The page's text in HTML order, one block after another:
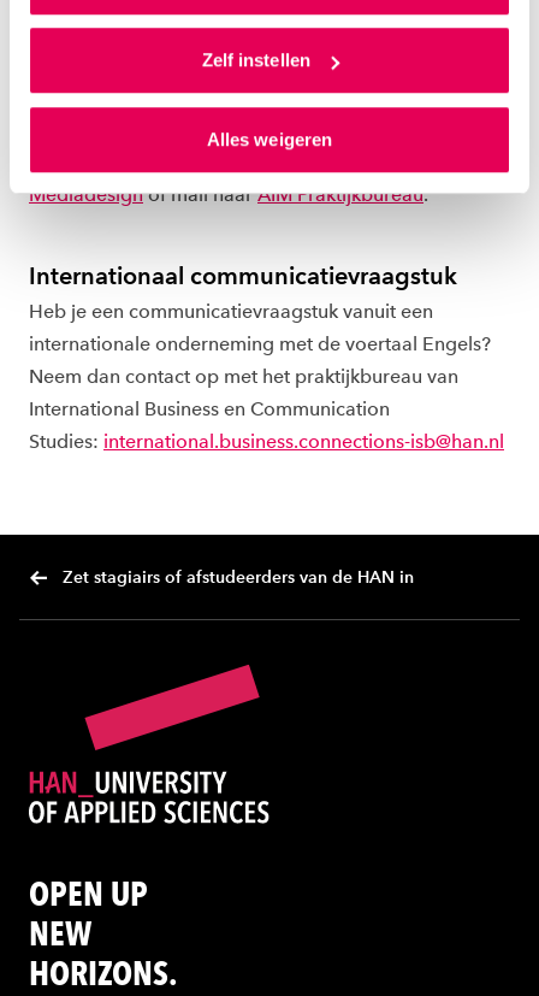
Als je op ‘Alles accepteren’ klikt dan geef je ons
toestemming om cookies voor social media en
gepersonaliseerde advertenties te plaatsen. Lees
cookiestatement. Via ‘Zelf instellen’ kun je ook zelf
instellen welke cookies we plaatsen. Je kunt je
toestemming altijd wijzigen of intrekken via
Zelf instellen
Alles weigeren
EPraktijkbureau.ABOC@han.nl
Digitale communicatie en webdesign
Wil je informatie over digitale communicatie en
Mediadesignof mail naarAIM Praktijkbureau.
Internationaal communicatievraagstuk
Heb je een communicatievraagstuk vanuit een
internationale onderneming met de voertaal Engels?
Neem dan contact op met het praktijkbureau van
International Business en Communication
Studies: international.business.connections-isb@han.nl
Zet stagiairs of afstudeerders van de HAN in
OPEN UP
NEW
HORIZONS.